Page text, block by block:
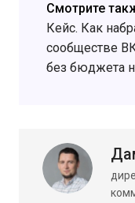
Смотрите
Кейс. Как
сообществе
без бюджета